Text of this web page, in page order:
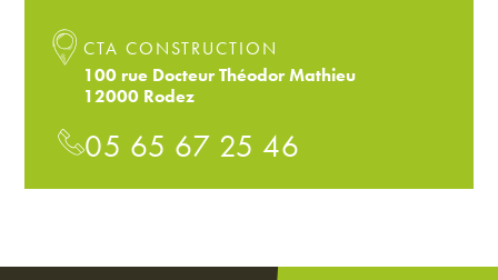
CTA CONSTRUCTION
100 rue Docteur Théodor Mathieu
12000 Rodez
05 65 67 25 46